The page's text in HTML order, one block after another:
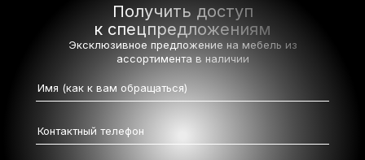
Получить доступ
к спецпредложениям
Эксклюзивное предложение на мебель из
ассортимента в наличии